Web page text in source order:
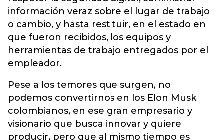
información veraz sobre el lugar de trabajo
o cambio, y hasta restituir, en el estado en
que fueron recibidos, los equipos y
herramientas de trabajo entregados por el
empleador.
Pese a los temores que surgen, no
podemos convertirnos en los Elon Musk
colombianos, en ese gran empresario y
visionario que busca innovar y quiere
producir, pero que al mismo tiempo es